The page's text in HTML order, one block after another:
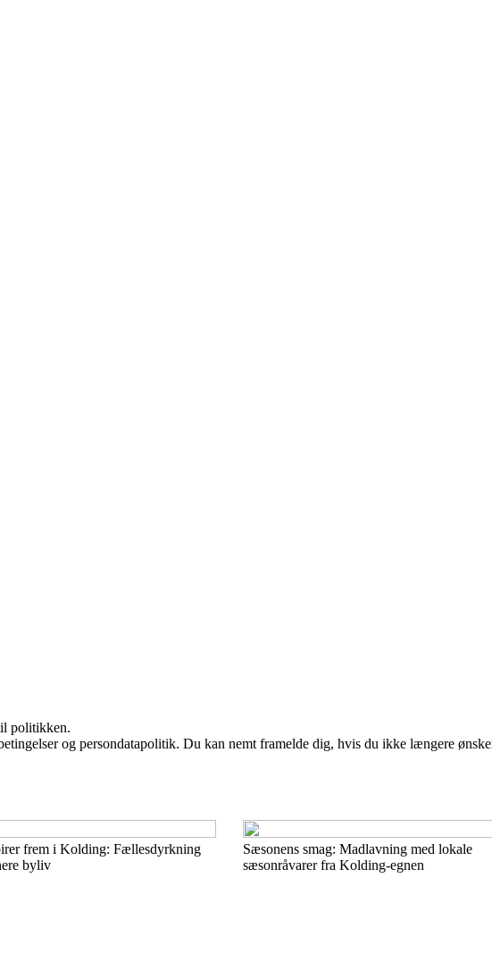
politikken.
og persondatapolitik. Du kan nemt framelde dig, hvis du ikke længere
frem i Kolding: Fællesdyrkning
byliv
Sæsonens smag: Madlavning med lokale
sæsonråvarer fra Kolding-egnen